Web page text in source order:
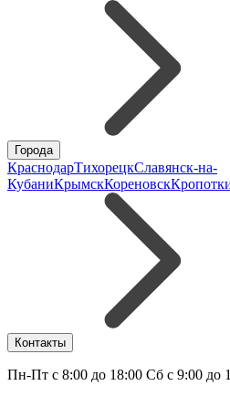
Города
КраснодарТихорецкСлавянск-на-
КубаниКрымскКореновск
Контакты
Пн-Пт с 8:00 до 18:00 Сб с 9:00 до